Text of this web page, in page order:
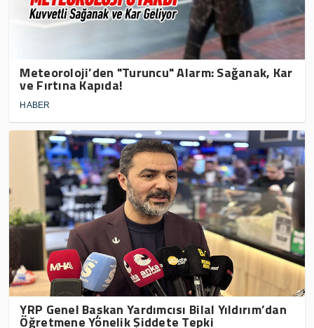
Meteoroloji’den "Turuncu" Alarm: Sağanak, Kar
ve Fırtına Kapıda!
HABER
YRP Genel Başkan Yardımcısı Bilal Yıldırım’dan
Öğretmene Yönelik Şiddete Tepki